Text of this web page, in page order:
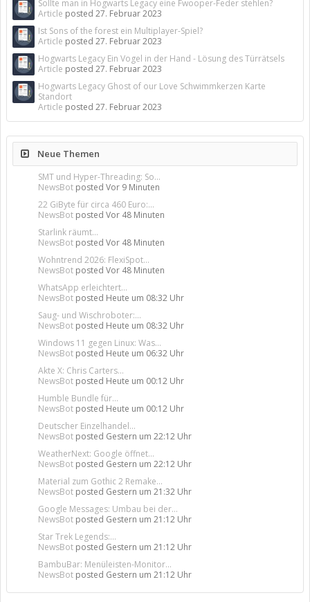
Sollte man in Hogwarts Legacy eine Fwooper-Feder stehlen?
Article posted 27. Februar 2023
Ist Sons of the forest ein Multiplayer-Spiel?
Article posted 27. Februar 2023
Hogwarts Legacy Ein Vogel in der Hand - Lösung des Türrätsels
Article posted 27. Februar 2023
Hogwarts Legacy Ghost of our Love Schwimmkerzen Karte
Standort
Article posted 27. Februar 2023
Neue Themen
SMT und Hyper-Threading: So...
NewsBot posted Vor 9 Minuten
22 GiByte für circa 460 Euro:...
NewsBot posted Vor 48 Minuten
Starlink räumt...
NewsBot posted Vor 48 Minuten
Wohntrend 2026: FlexiSpot...
NewsBot posted Vor 48 Minuten
WhatsApp erleichtert...
NewsBot posted Heute um 08:32 Uhr
Saug- und Wischroboter:...
NewsBot posted Heute um 08:32 Uhr
Windows 11 gegen Linux: Was...
NewsBot posted Heute um 06:32 Uhr
Akte X: Chris Carters...
NewsBot posted Heute um 00:12 Uhr
Humble Bundle für...
NewsBot posted Heute um 00:12 Uhr
Deutscher Einzelhandel...
NewsBot posted Gestern um 22:12 Uhr
WeatherNext: Google öffnet...
NewsBot posted Gestern um 22:12 Uhr
Material zum Gothic 2 Remake...
NewsBot posted Gestern um 21:32 Uhr
Google Messages: Umbau bei der...
NewsBot posted Gestern um 21:12 Uhr
Star Trek Legends:...
NewsBot posted Gestern um 21:12 Uhr
BambuBar: Menüleisten-Monitor...
NewsBot posted Gestern um 21:12 Uhr